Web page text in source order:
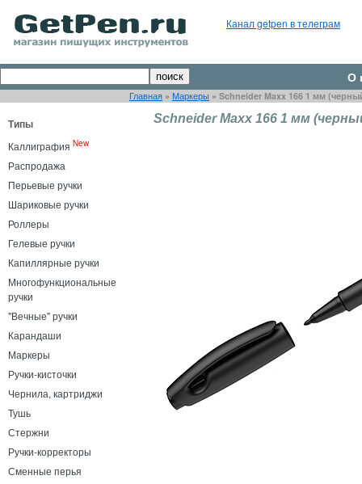
Канал getpen в телеграм
О
Главная » Маркеры » Schneider Maxx 166 1 мм
Типы
Каллиграфия New
Распродажа
Перьевые ручки
Шариковые ручки
Роллеры
Гелевые ручки
Капиллярные ручки
Многофункциональные
ручки
"Вечные" ручки
Карандаши
Маркеры
Ручки-кисточки
Чернила, картриджи
Тушь
Стержни
Ручки-корректоры
Сменные перья
Schneider Maxx 166 1 мм